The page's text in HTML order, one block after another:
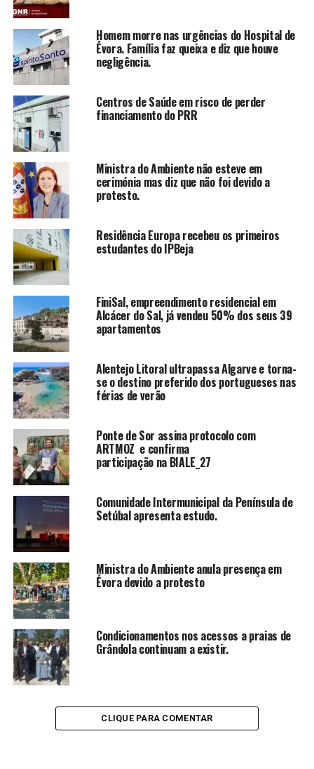
Homem morre nas urgências do Hospital de
Évora. Família faz queixa e diz que houve
negligência.
Centros de Saúde em risco de perder
financiamento do PRR
Ministra do Ambiente não esteve em
cerimónia mas diz que não foi devido a
protesto.
Residência Europa recebeu os primeiros
estudantes do IPBeja
FiniSal, empreendimento residencial em
Alcácer do Sal, já vendeu 50% dos seus 39
apartamentos
Alentejo Litoral ultrapassa Algarve e torna-
se o destino preferido dos portugueses nas
férias de verão
Ponte de Sor assina protocolo com
ARTMOZ e confirma
participação na BIALE_27
Comunidade Intermunicipal da Península de
Setúbal apresenta estudo.
Ministra do Ambiente anula presença em
Évora devido a protesto
Condicionamentos nos acessos a praias de
Grândola continuam a existir.
CLIQUE PARA COMENTAR